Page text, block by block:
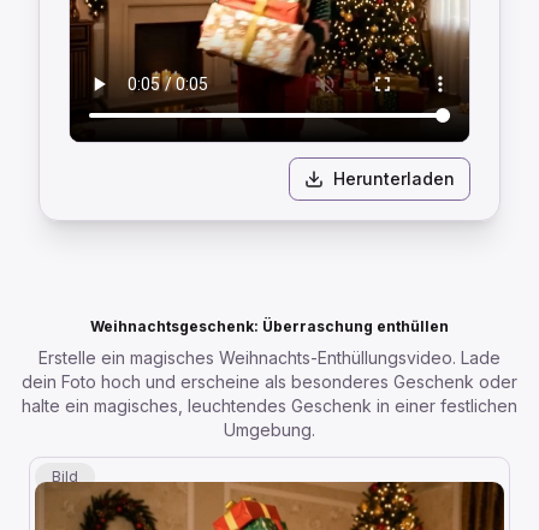
Herunterladen
Weihnachtsgeschenk: Überraschung enthüllen
Erstelle ein magisches Weihnachts-Enthüllungsvideo. Lade
dein Foto hoch und erscheine als besonderes Geschenk oder
halte ein magisches, leuchtendes Geschenk in einer festlichen
Umgebung.
Bild